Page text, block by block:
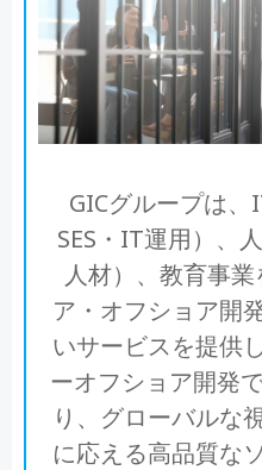
GICグループは、
SES・IT運用）、
人材）、教育事
ア・オフショア開
いサービスを提供
ーオフショア開発
り、グローバルな
に応える高品質な